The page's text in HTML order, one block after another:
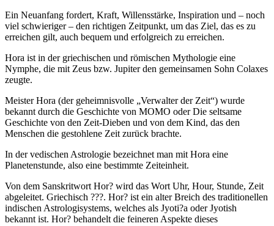
Ein Neuanfang fordert, Kraft, Willensstärke, Inspiration und – noch
viel schwieriger – den richtigen Zeitpunkt, um das Ziel, das es zu
erreichen gilt, auch bequem und erfolgreich zu erreichen.
Hora ist in der griechischen und römischen Mythologie eine
Nymphe, die mit Zeus bzw. Jupiter den gemeinsamen Sohn Colaxes
zeugte.
Meister Hora (der geheimnisvolle „Verwalter der Zeit“) wurde
bekannt durch die Geschichte von MOMO oder Die seltsame
Geschichte von den Zeit-Dieben und von dem Kind, das den
Menschen die gestohlene Zeit zurück brachte.
In der vedischen Astrologie bezeichnet man mit Hora eine
Planetenstunde, also eine bestimmte Zeiteinheit.
Von dem Sanskritwort Hor? wird das Wort Uhr, Hour, Stunde, Zeit
abgeleitet. Griechisch ???. Hor? ist ein alter Breich des traditionellen
indischen Astrologisystems, welches als Jyoti?a oder Jyotish
bekannt ist. Hor? behandelt die feineren Aspekte dieses